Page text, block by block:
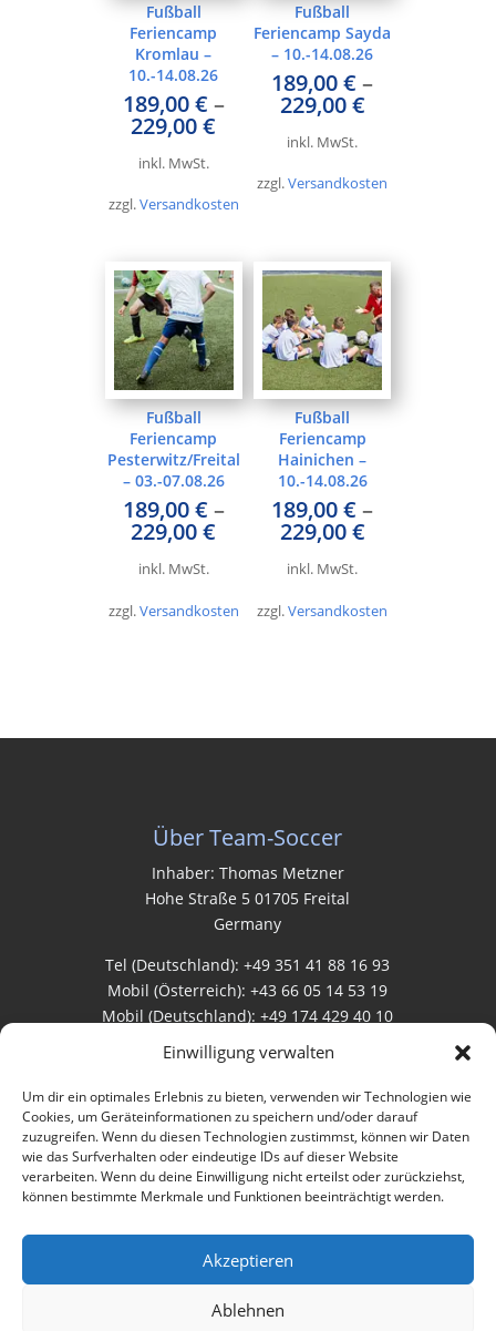
Einwilligung verwalten
Um dir ein optimales Erlebnis zu bieten, verwenden wir Technologien wie
Cookies, um Geräteinformationen zu speichern und/oder darauf
zuzugreifen. Wenn du diesen Technologien zustimmst, können wir Daten
wie das Surfverhalten oder eindeutige IDs auf dieser Website
verarbeiten. Wenn du deine Einwilligung nicht erteilst oder zurückziehst,
können bestimmte Merkmale und Funktionen beeinträchtigt werden.
Akzeptieren
Ablehnen
Fußball
Feriencamp
Kromlau –
10.-14.08.26
189,00€ –
229,00€
inkl. MwSt.
zzgl.Versandkosten
Fußball
Feriencamp Sayda
– 10.-14.08.26
189,00€ –
229,00€
inkl. MwSt.
zzgl.Versandkosten
Fußball
Feriencamp
Pesterwitz/Freital
– 03.-07.08.26
189,00€ –
229,00€
inkl. MwSt.
zzgl.Versandkosten
Fußball
Feriencamp
Hainichen –
10.-14.08.26
189,00€ –
229,00€
inkl. MwSt.
zzgl.Versandkosten
Über Team-Soccer
Inhaber: Thomas Metzner
Hohe Straße 5 01705 Freital
Germany
Tel (Deutschland): +49 351 41 88 16 93
Mobil (Österreich): +43 66 05 14 53 19
Mobil (Deutschland): +49 174 429 40 10
Rechtliches
AGB
Datenschutz
Bewertungen